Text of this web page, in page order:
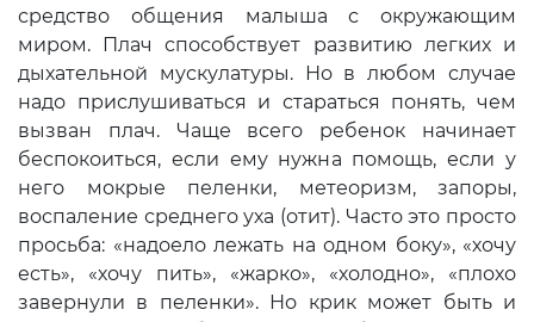
средство общения малыша с окружающим
миром. Плач способствует развитию легких и
дыхательной мускулатуры. Но в любом случае
надо прислушиваться и стараться понять, чем
вызван плач. Чаще всего ребенок начинает
беспокоиться, если ему нужна помощь, если у
него мокрые пеленки, метеоризм, запоры,
воспаление среднего уха (отит). Часто это просто
просьба: «надоело лежать на одном боку», «хочу
есть», «хочу пить», «жарко», «холодно», «плохо
завернули в пеленки». Но крик может быть и